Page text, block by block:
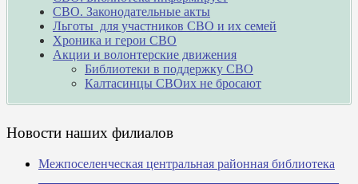
СВО. Законодательные акты
Льготы для участников СВО и их семей
Хроника и герои СВО
Акции и волонтерские движения
Библиотеки в поддержку СВО
Калтасинцы СВОих не бросают
Новости наших филиалов
Межпоселенческая центральная районная библиотека